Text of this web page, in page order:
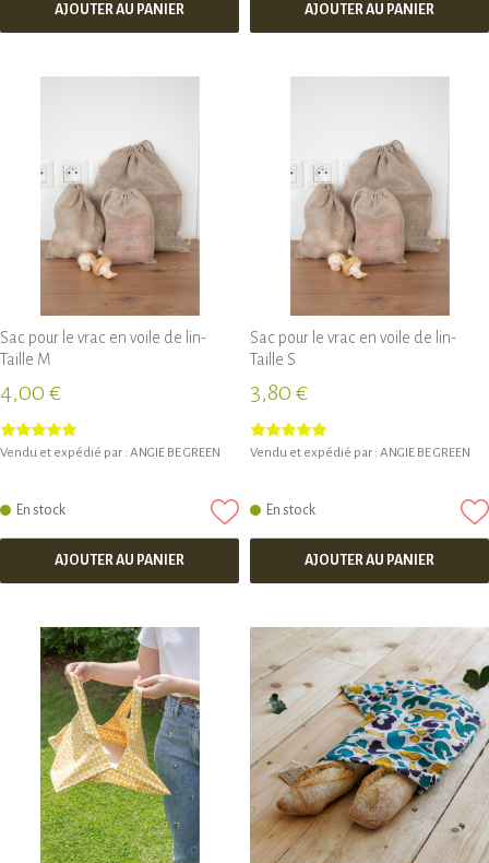
AJOUTER AU PANIER AJOUTER AU PANIER
Sac pour le vrac en voile de lin-
Taille M
4,00 €
Vendu et expédié par : ANGIE BE GREEN
En stock
AJOUTER AU PANIER
Sac pour le vrac en voile de lin-
Taille S
3,80 €
Vendu et expédié par : ANGIE BE GREEN
En stock
AJOUTER AU PANIER